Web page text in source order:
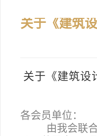
关于《建筑设
各会员单位：
由我会联